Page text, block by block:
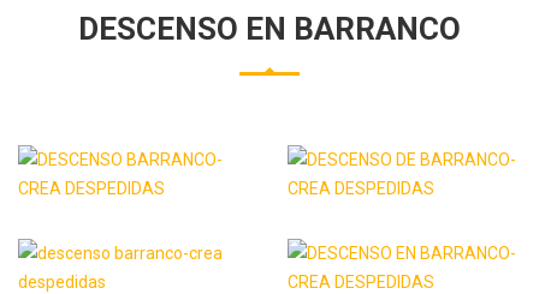
DESCENSO EN BARRANCO